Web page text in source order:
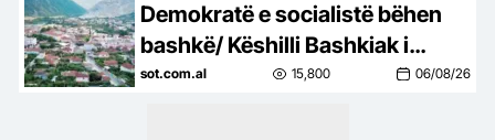
Demokratë e socialistë bëhen
bashkë/ Këshilli Bashkiak i
Këlcyrës, refuzon unanimisht
sot.com.al 15,800 06/08/26